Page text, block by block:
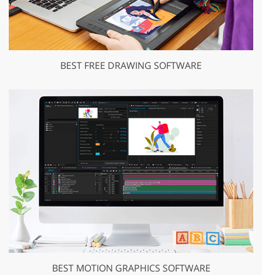
BEST FREE DRAWING SOFTWARE
BEST MOTION GRAPHICS SOFTWARE